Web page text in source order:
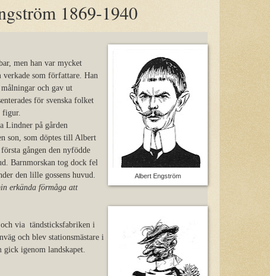
1869-1940
Albert Engström
men han var mycket
verkade som författare. Han
och gav ut
för svenska folket
figur.
Lindner på gården
son, som döptes till Albert
gången den nyfödde
Barnmorskan tog dock fel
den lille gossens huvud.
erkända förmåga att
via tändsticksfabriken i
och blev stationsmästare i
igenom landskapet.